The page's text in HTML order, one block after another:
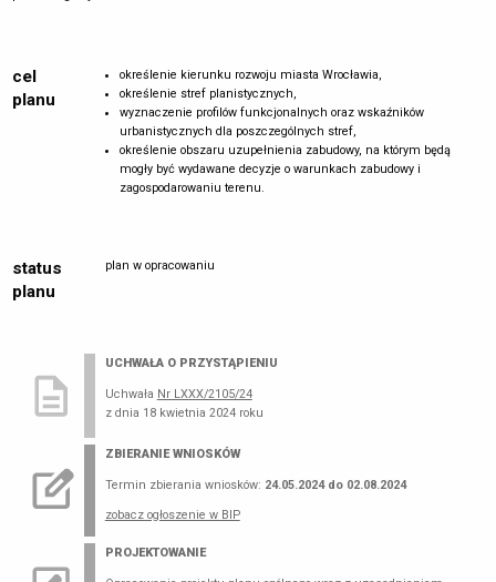
cel
planu
określenie kierunku rozwoju miasta Wrocławia,
określenie stref planistycznych,
wyznaczenie profilów funkcjonalnych oraz wskaźników
urbanistycznych dla poszczególnych stref,
określenie obszaru uzupełnienia zabudowy, na którym będą
mogły być wydawane decyzje o warunkach zabudowy i
zagospodarowaniu terenu.
status
planu
plan w opracowaniu
UCHWAŁA O PRZYSTĄPIENIU
Uchwała Nr LXXX/2105/24
z dnia 18 kwietnia 2024 roku
ZBIERANIE WNIOSKÓW
Termin zbierania wniosków: 24.05.2024 do 02.08.2024
zobacz ogłoszenie w BIP
PROJEKTOWANIE